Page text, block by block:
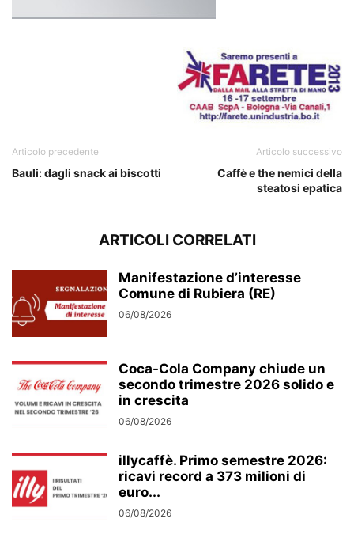
Articolo precedente
Bauli: dagli snack ai biscotti
Articolo successivo
Caffè e the nemici della
steatosi epatica
ARTICOLI CORRELATI
Manifestazione d’interesse
Comune di Rubiera (RE)
06/08/2026
Coca-Cola Company chiude un
secondo trimestre 2026 solido e
in crescita
06/08/2026
illycaffè. Primo semestre 2026:
ricavi record a 373 milioni di
euro...
06/08/2026